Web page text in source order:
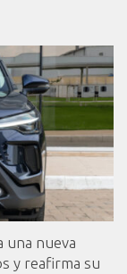
una nueva
y reafirma su